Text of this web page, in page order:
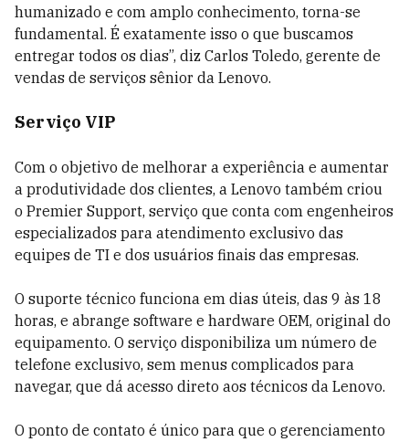
humanizado e com amplo conhecimento, torna-se
fundamental. É exatamente isso o que buscamos
entregar todos os dias”, diz Carlos Toledo, gerente de
vendas de serviços sênior da Lenovo.
Serviço VIP
Com o objetivo de melhorar a experiência e aumentar
a produtividade dos clientes, a Lenovo também criou
o Premier Support, serviço que conta com engenheiros
especializados para atendimento exclusivo das
equipes de TI e dos usuários finais das empresas.
O suporte técnico funciona em dias úteis, das 9 às 18
horas, e abrange software e hardware OEM, original do
equipamento. O serviço disponibiliza um número de
telefone exclusivo, sem menus complicados para
navegar, que dá acesso direto aos técnicos da Lenovo.
O ponto de contato é único para que o gerenciamento